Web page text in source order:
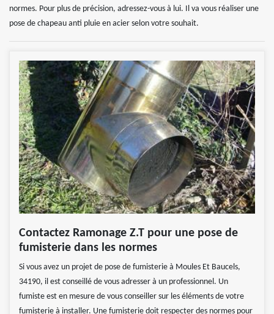
normes. Pour plus de précision, adressez-vous à lui. Il va vous réaliser une
pose de chapeau anti pluie en acier selon votre souhait.
Contactez Ramonage Z.T pour une pose de
fumisterie dans les normes
Si vous avez un projet de pose de fumisterie à Moules Et Baucels,
34190, il est conseillé de vous adresser à un professionnel. Un
fumiste est en mesure de vous conseiller sur les éléments de votre
fumisterie à installer. Une fumisterie doit respecter des normes pour